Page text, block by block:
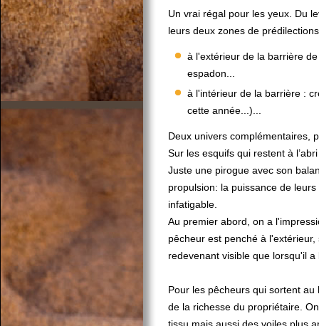
Un vrai régal pour les yeux. Du
leurs deux zones de
à l'extérieur de la barrière
espadon...
à l'intérieur de la barrière :
cette année...)...
Deux univers complémentaires,
Sur les esquifs qui restent à
Juste une pirogue avec son
propulsion: la puissance de
infatigable.
Au premier abord, on a
pêcheur est penché à
redevenant visible que lorsqu'il
Pour les pêcheurs qui sortent
de la richesse du propriétaire.